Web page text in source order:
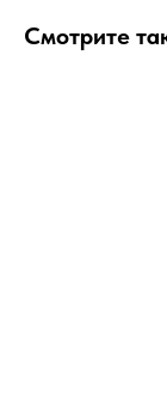
Смотрите